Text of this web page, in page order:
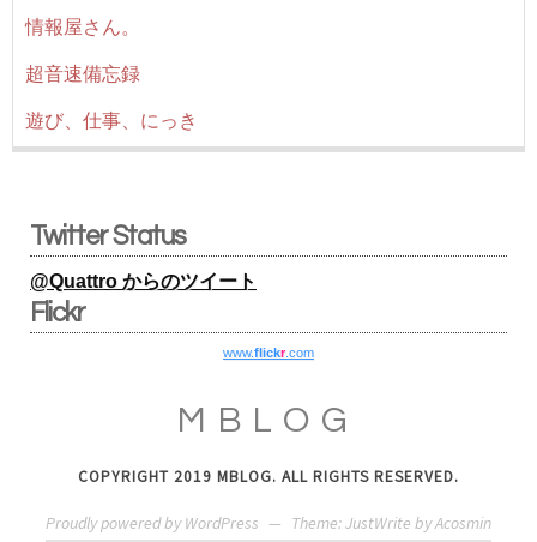
情報屋さん。
超音速備忘録
遊び、仕事、にっき
Twitter Status
@Quattro からのツイート
Flickr
www.flickr.com
MBLOG
COPYRIGHT 2019 MBLOG. ALL RIGHTS RESERVED.
Proudly powered by WordPress — Theme: JustWrite byAcosmin